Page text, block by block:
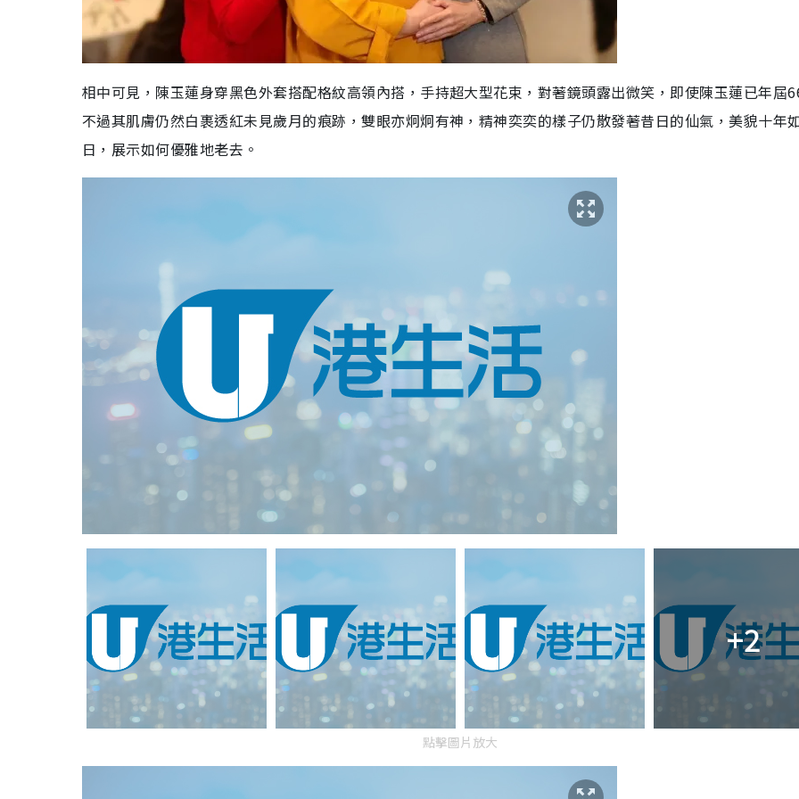
相中可見，陳玉蓮身穿黑色外套搭配格紋高領內搭，手持超大型花束，對著鏡頭露出微笑，即使陳玉蓮已年屆
不過其肌膚仍然白裹透紅未見歲月的痕跡，雙眼亦炯炯有神，精神奕奕的樣子仍散發著昔日的仙氣，美貌十年
日，展示如何優雅地老去。
+2
點擊圖片放大